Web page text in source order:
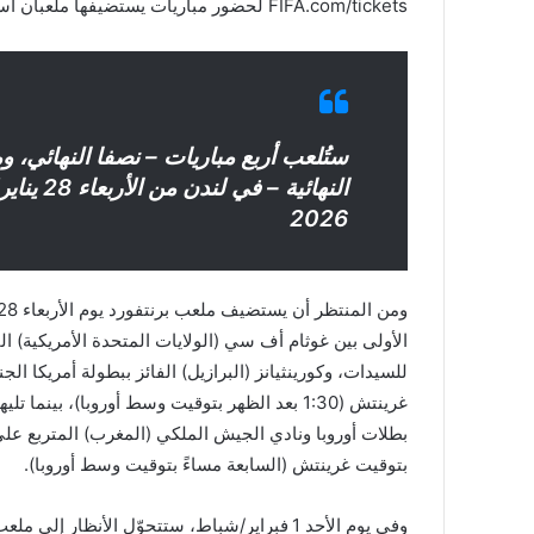
FIFA.com/tickets لحضور مباريات يستضيفها ملعبان أسطوريان في العاصمة البريطانية.
ستُلعب أربع مباريات – نصفا النهائي،
2026
الأولى بين غوثام أف سي (الولايات المتحدة الأمريكية)
غرينتش (1:30 بعد الظهر بتوقيت وسط أوروبا)،
بطلات أوروبا ونادي الجيش الملكي (المغرب)
بتوقيت غرينتش (السابعة مساءً بتوقيت وسط أوروبا).